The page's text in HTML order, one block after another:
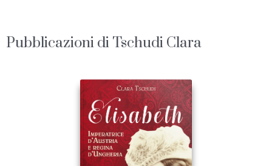
Pubblicazioni di Tschudi Clara